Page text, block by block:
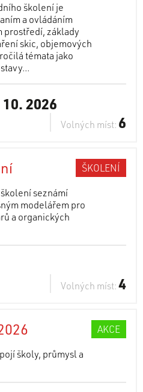
školení je
a ovládáním
prostředí, základy
skic, objemových
témata jako
2026
Volných míst: 6
ŠKOLENÍ
seznámí
modelářem pro
a organických
Volných míst:4
AKCE
školy, průmysl a